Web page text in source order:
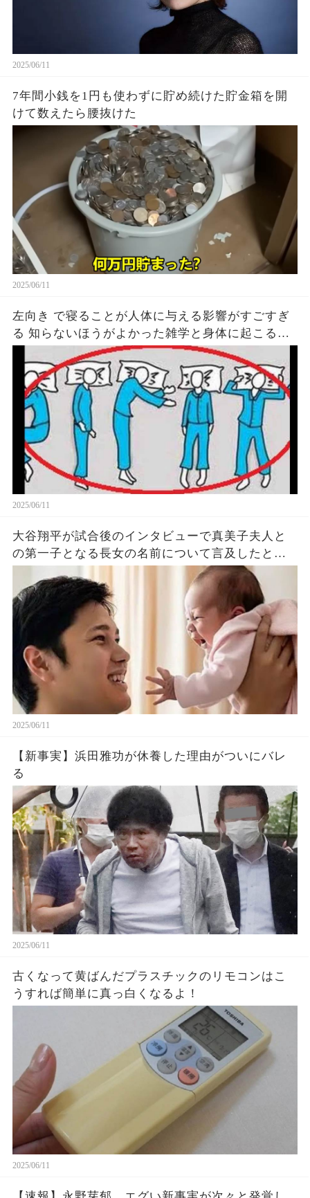
2025/06/11
7年間小銭を1円も使わずに貯め続けた貯金箱を開
けて数えたら腰抜けた
2025/06/11
左向き で寝ることが人体に与える影響がすごすぎ
る 知らないほうがよかった雑学と身体に起こる現
象がヤバい… 驚くべき 大人の 面白いけど知ると後
悔
2025/06/11
大谷翔平が試合後のインタビューで真美子夫人と
の第一子となる長女の名前について言及したと話
題に！山本由伸や佐々木朗希は知ってそう！
2025/06/11
【新事実】浜田雅功が休養した理由がついにバレ
る
2025/06/11
古くなって黄ばんだプラスチックのリモコンはこ
うすれば簡単に真っ白くなるよ！
2025/06/11